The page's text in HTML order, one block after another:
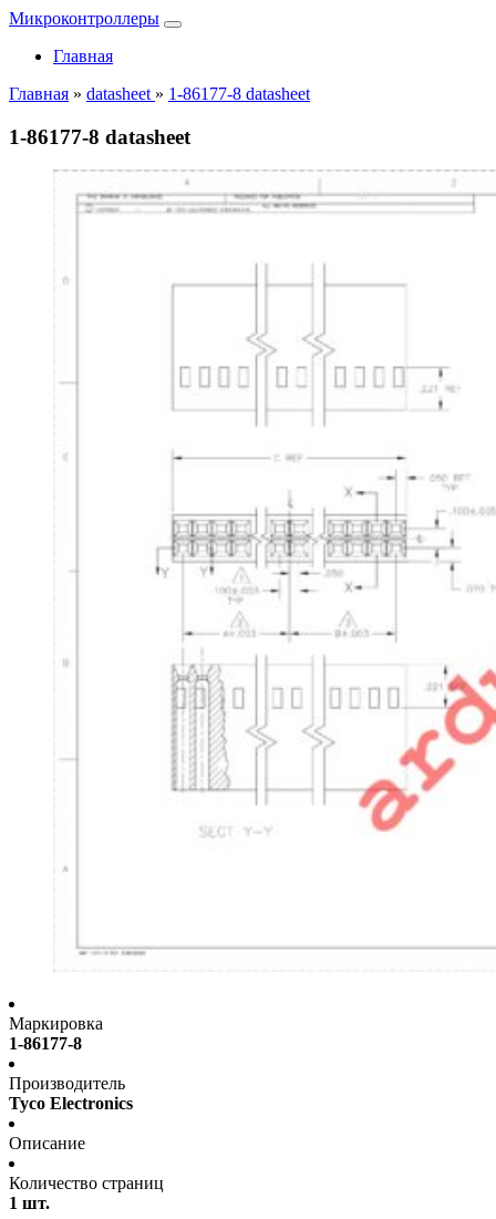
Микроконтроллеры
Главная
Главная » datasheet » 1-86177-8 datasheet
1-86177-8 datasheet
Маркировка
1-86177-8
Производитель
Tyco Electronics
Описание
Количество страниц
1 шт.